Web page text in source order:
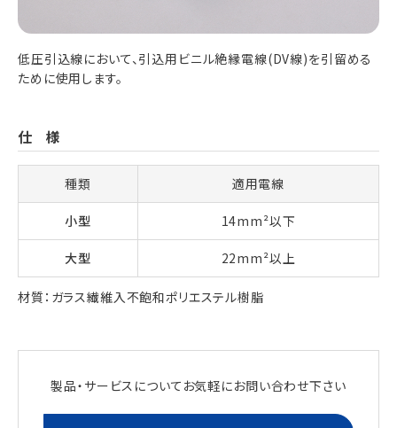
低圧引込線において、引込用ビニル絶縁電線(DV線)を引留める
ために使用します。
仕様
種類 適用電線
小型 14mm²以下
大型 22mm²以上
材質：ガラス繊維入不飽和ポリエステル樹脂
製品・サービスについて お気軽にお問い合わせ下さい